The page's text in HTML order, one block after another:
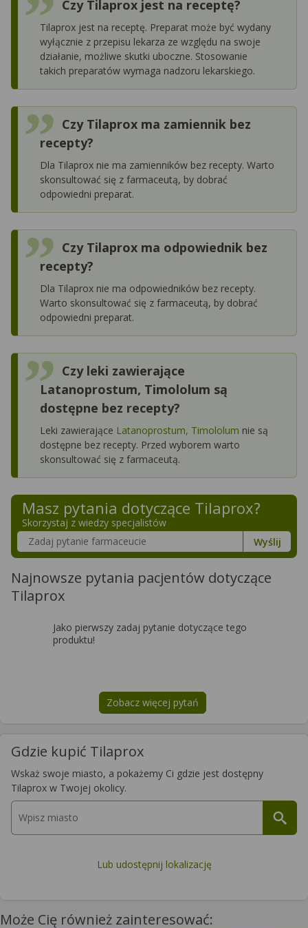
Czy Tilaprox jest na receptę?
Tilaprox jest na receptę. Preparat może być wydany
wyłącznie z przepisu lekarza ze względu na swoje
działanie, możliwe skutki uboczne. Stosowanie
takich preparatów wymaga nadzoru lekarskiego.
Czy Tilaprox ma zamiennik bez
recepty?
Dla Tilaprox nie ma zamienników bez recepty. Warto
skonsultować się z farmaceutą, by dobrać
odpowiedni preparat.
Czy Tilaprox ma odpowiednik bez
recepty?
Dla Tilaprox nie ma odpowiedników bez recepty.
Warto skonsultować się z farmaceutą, by dobrać
odpowiedni preparat.
Czy leki zawierające
Latanoprostum, Timololum są
dostępne bez recepty?
Leki zawierające Latanoprostum, Timololum nie są
dostępne bez recepty. Przed wyborem warto
skonsultować się z farmaceutą.
Masz pytania dotyczące Tilaprox?
Skorzystaj z wiedzy specjalistów
Szukaj w poradnikach o zdrowiu
Wyślij
Najnowsze pytania pacjentów dotyczące
Tilaprox
Jako pierwszy zadaj pytanie dotyczące tego
produktu!
Zobacz więcej pytań
na tematTilaprox
Gdzie kupić Tilaprox
Wskaż swoje miasto, a pokażemy Ci gdzie jest dostępny
Tilaprox w Twojej okolicy.
Lub udostępnij lokalizację
Może Cię również zainteresować: